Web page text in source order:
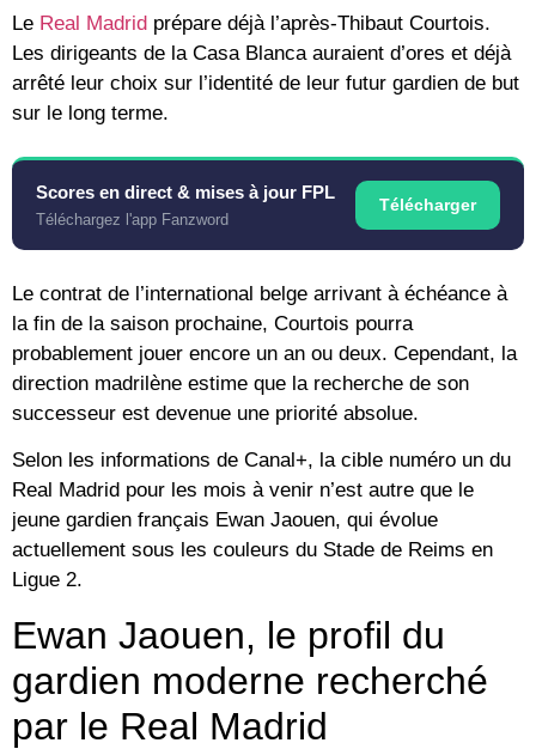
Le Real Madrid prépare déjà l’après-Thibaut Courtois.
Les dirigeants de la Casa Blanca auraient d’ores et déjà
arrêté leur choix sur l’identité de leur futur gardien de but
sur le long terme.
Scores en direct & mises à jour FPL
Téléchargez l'app Fanzword
Télécharger
Le contrat de l’international belge arrivant à échéance à
la fin de la saison prochaine, Courtois pourra
probablement jouer encore un an ou deux. Cependant, la
direction madrilène estime que la recherche de son
successeur est devenue une priorité absolue.
Selon les informations de Canal+, la cible numéro un du
Real Madrid pour les mois à venir n’est autre que le
jeune gardien français Ewan Jaouen, qui évolue
actuellement sous les couleurs du Stade de Reims en
Ligue 2.
Ewan Jaouen, le profil du
gardien moderne recherché
par le Real Madrid